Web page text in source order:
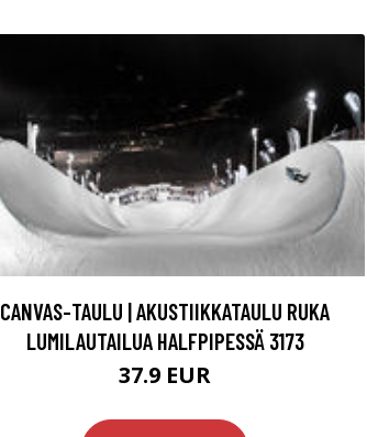
CANVAS-TAULU | AKUSTIIKKATAULU RUKA
LUMILAUTAILUA HALFPIPESSÄ 3173
37.9 EUR